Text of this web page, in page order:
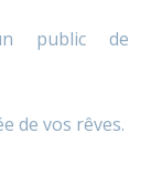
public de
de vos rêves.